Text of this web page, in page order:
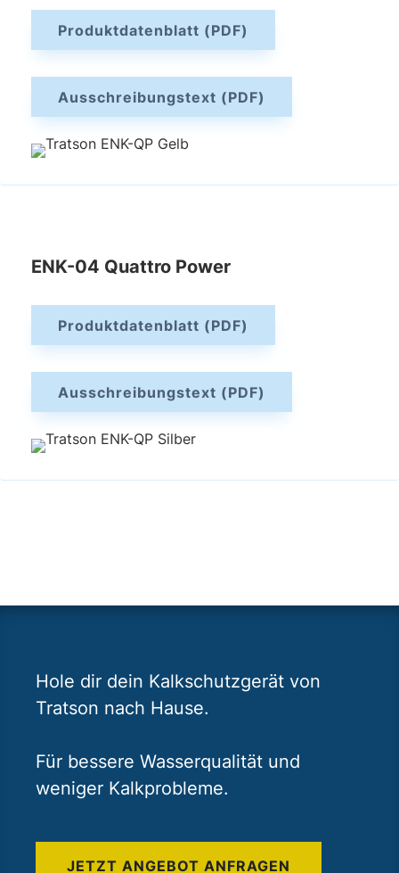
Produktdatenblatt (PDF)
Ausschreibungstext (PDF)
ENK-04 Quattro Power
Produktdatenblatt (PDF)
Ausschreibungstext (PDF)
Hole dir dein Kalkschutzgerät von
Tratson nach Hause.
Für bessere Wasserqualität und
weniger Kalkprobleme.
JETZT ANGEBOT ANFRAGEN